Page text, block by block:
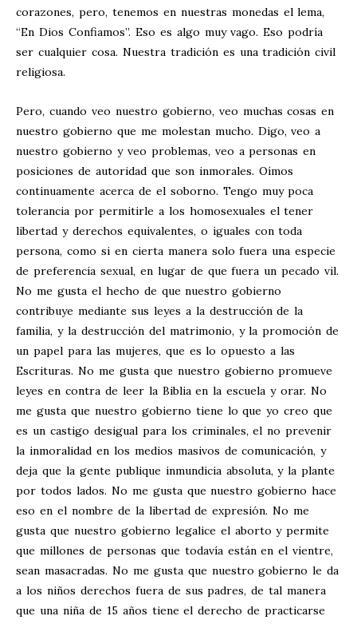
corazones, pero, tenemos en nuestras monedas el lema,
“En Dios Confiamos”. Eso es algo muy vago. Eso podría
ser cualquier cosa. Nuestra tradición es una tradición civil
religiosa.
Pero, cuando veo nuestro gobierno, veo muchas cosas en
nuestro gobierno que me molestan mucho. Digo, veo a
nuestro gobierno y veo problemas, veo a personas en
posiciones de autoridad que son inmorales. Oímos
continuamente acerca de el soborno. Tengo muy poca
tolerancia por permitirle a los homosexuales el tener
libertad y derechos equivalentes, o iguales con toda
persona, como si en cierta manera solo fuera una especie
de preferencia sexual, en lugar de que fuera un pecado vil.
No me gusta el hecho de que nuestro gobierno
contribuye mediante sus leyes a la destrucción de la
familia, y la destrucción del matrimonio, y la promoción de
un papel para las mujeres, que es lo opuesto a las
Escrituras. No me gusta que nuestro gobierno promueve
leyes en contra de leer la Biblia en la escuela y orar. No
me gusta que nuestro gobierno tiene lo que yo creo que
es un castigo desigual para los criminales, el no prevenir
la inmoralidad en los medios masivos de comunicación, y
deja que la gente publique inmundicia absoluta, y la plante
por todos lados. No me gusta que nuestro gobierno hace
eso en el nombre de la libertad de expresión. No me
gusta que nuestro gobierno legalice el aborto y permite
que millones de personas que todavía están en el vientre,
sean masacradas. No me gusta que nuestro gobierno le da
a los niños derechos fuera de sus padres, de tal manera
que una niña de 15 años tiene el derecho de practicarse